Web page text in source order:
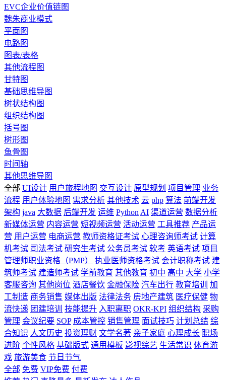
EVC企业价值链图
魏朱商业模式
平面图
电路图
图表/表格
其他流程图
甘特图
基础思维导图
树状结构图
组织结构图
括号图
树形图
鱼骨图
时间轴
其他思维导图
全部 UI设计 用户旅程地图 交互设计 原型规划 项目管理 业务
流程 用户体验地图 需求分析 其他技术 云 php 算法 前端开发
架构 java 大数据 后端开发 运维 Python AI 渠道运营 数据分析
新媒体运营 内容运营 短视频运营 活动运营 工具推荐 产品运
营 用户运营 电商运营 教师资格证考试 心理咨询师考试 计算
机考试 司法考试 研究生考试 公务员考试 软考 英语考试 项目
管理师职业资格（PMP）
执业医师资格考试 会计职称考试 建
筑师考试 建造师考试 学前教育 其他教育 初中 高中 大学 小学
客服咨询 其他岗位 酒店餐饮 金融保险 汽车出行 教育培训
加
工制造 商务销售 媒体出版 法律法务 房地产建筑 医疗保健 物
流快递 团建培训 技能提升 入职离职 OKR-KPI 组织结构 采购
管理 会议纪要 SOP 成本管控 销售管理 面试技巧 计划总结 综
合知识 人文历史 投资理财 文学名著 亲子家庭 心理成长 职场
进阶 个性风格 基础版式 通用模板 影视综艺 生活常识 体育游
戏 旅游美食 节日节气
全部 免费 VIP免费 付费